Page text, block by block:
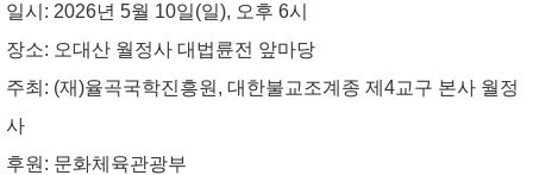
일시: 2026년 5월 10일(일), 오후 6시
장소: 오대산 월정사 대법륜전 앞마당
주최: (재)율곡국학진흥원, 대한불교조계종 제4교구 본사 월정
사
후원: 문화체육관광부